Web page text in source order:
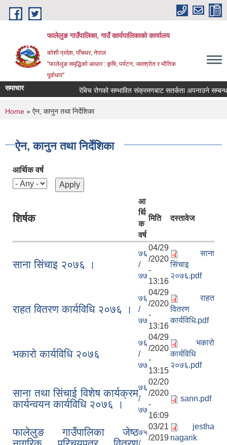
Skip to main content
फालेलुङ गाउँपालिका, गाउँ कार्यपालिकाको कार्यालय
कोशी प्रदेश, पाँचथर, नेपाल
"फालेलुङ समृद्धिको आधार : कृषि, पर्यटन, जलश्रोत र भौतिक
पूर्वाधार"
समाचार रेबिच रोगको सम्भावित संक्रमणबाट सतर्कता अपनाउने
You are here
Home » ऐन, कानुन तथा निर्देशिका
ऐन, कानुन तथा निर्देशिका
आर्थिक वर्ष
शिर्षक
आ
र्थि
क
वर्ष
मिति दस्तावेज
साना सिंचाइ २०७६ ।
७६
/
७७
04/29
/2020
-
13:16
साना
सिंचाइ
२०७६.pdf
राहत वितरण कार्यविधि २०७६ ।
७६
/
७७
04/29
/2020
-
13:16
राहत
वितरण
कार्यविधि.pdf
भकारो कार्यविधि २०७६
७६
/
७७
04/29
/2020
-
13:15
भकारो
कार्यविधि
२०७६.pdf
साना तथा सि‌ंचाई विशेष कार्यक्रम
कार्यन्वयन कार्यविधि २०७६ ।
७६
/
७७
02/20
/2020
-
16:09
sann.pdf
फालेलुङ गाउँपालिका जेष्ठ७५
/
03/21
/2019
jestha
nagarik